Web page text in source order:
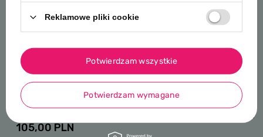
MARKA B.BOX
B.box Lunchbox dla dzieci do
szkoły - szczelna śniadaniówka z
przegródkami i wkładem
chłodzącym Spearmint
105,00 PLN
0/5
MARKA B.BOX
B.box
z ustnikiem
139,00 PLN
Reklamowe pliki cookie
Potwierdzam wymagane
Potwierdzam wszystkie